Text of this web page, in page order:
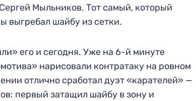
Мыльников. Тот самый, который
выгребал шайбу из сетки.
его и сегодня. Уже на 6-й минуте
нарисовали контратаку на ровном
отлично сработал дуэт «карателей» —
первый затащил шайбу в зону и